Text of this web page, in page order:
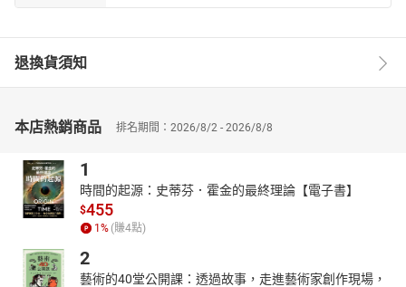
退換貨須知
本店熱銷商品 排名期間：2026/8/2 - 2026/8/8
1
時間的起源：史蒂芬．霍金的最終理論【電子書】
$455
1 % (賺4點)
2
藝術的40堂公開課：透過故事，走進藝術家創作現場，